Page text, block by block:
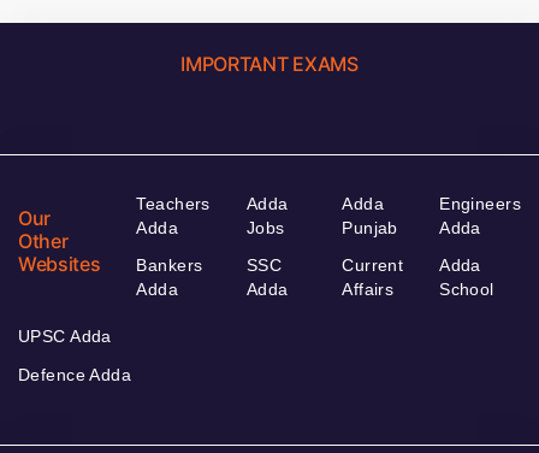
IMPORTANT EXAMS
Our
Other
Websites
Teachers
Adda
Bankers
Adda
Adda
Jobs
SSC
Adda
Adda
Punjab
Current
Affairs
Engineers
Adda
Adda
School
UPSC Adda
Defence Adda